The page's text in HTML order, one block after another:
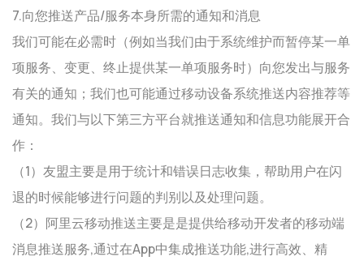
7.向您推送产品/服务本身所需的通知和消息
我们可能在必需时（例如当我们由于系统维护而暂停某一单
项服务、变更、终止提供某一单项服务时）向您发出与服务
有关的通知；我们也可能通过移动设备系统推送内容推荐等
通知。我们与以下第三方平台就推送通知和信息功能展开合
作：
（1）友盟主要是用于统计和错误日志收集，帮助用户在闪
退的时候能够进行问题的判别以及处理问题。
（2）阿里云移动推送主要是是提供给移动开发者的移动端
消息推送服务,通过在App中集成推送功能,进行高效、精